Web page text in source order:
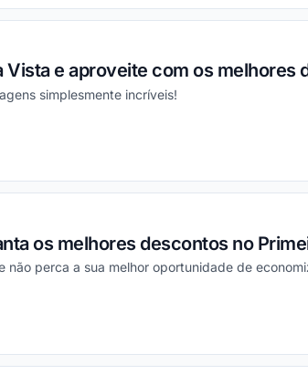
e aproveite com os melhores
simplesmente incríveis!
os melhores descontos no
não perca a sua melhor oportunidade de